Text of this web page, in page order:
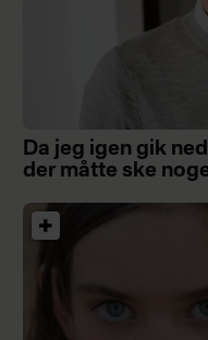
Da jeg igen gik
der måtte ske